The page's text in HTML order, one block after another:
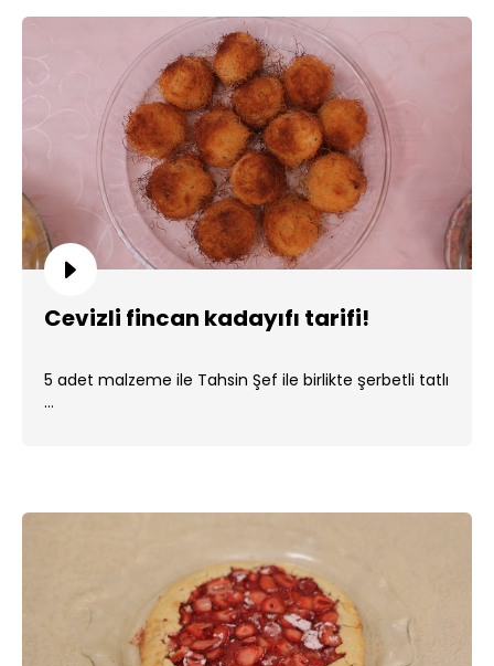
Cevizli fincan kadayıfı tarifi!
5 adet malzeme ile Tahsin Şef ile birlikte şerbetli tatlı
...